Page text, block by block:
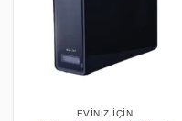
EVINIZ İÇIN